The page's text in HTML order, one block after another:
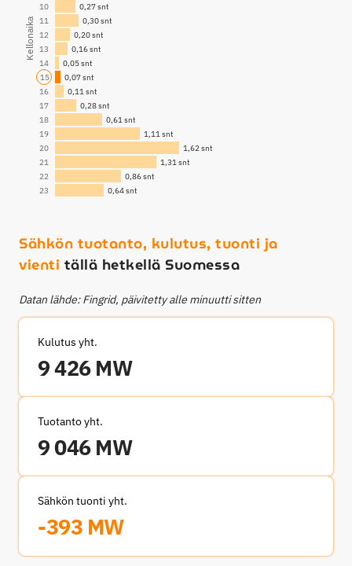
Kellonaika
10
11
12
13
14
15
16
17
18
19
20
21
22
23
Sähkön tuotanto, kulutus, tuonti ja
vienti tällä hetkellä Suomessa
Datan lähde: Fingrid, päivitetty alle minuutti sitten
Kulutus yht.
9 426 MW
Tuotanto yht.
9 046 MW
Sähkön tuonti yht.
-393 MW